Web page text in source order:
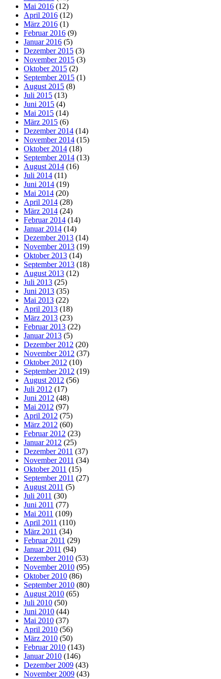
Mai 2016 (12)
April 2016 (12)
März 2016 (1)
Februar 2016 (9)
Januar 2016 (5)
Dezember 2015 (3)
November 2015 (3)
Oktober 2015 (2)
September 2015 (1)
August 2015 (8)
Juli 2015 (13)
Juni 2015 (4)
Mai 2015 (14)
März 2015 (6)
Dezember 2014 (14)
November 2014 (15)
Oktober 2014 (18)
September 2014 (13)
August 2014 (16)
Juli 2014 (11)
Juni 2014 (19)
Mai 2014 (20)
April 2014 (28)
März 2014 (24)
Februar 2014 (14)
Januar 2014 (14)
Dezember 2013 (14)
November 2013 (19)
Oktober 2013 (14)
September 2013 (18)
August 2013 (12)
Juli 2013 (25)
Juni 2013 (35)
Mai 2013 (22)
April 2013 (18)
März 2013 (23)
Februar 2013 (22)
Januar 2013 (5)
Dezember 2012 (20)
November 2012 (37)
Oktober 2012 (10)
September 2012 (19)
August 2012 (56)
Juli 2012 (17)
Juni 2012 (48)
Mai 2012 (97)
April 2012 (75)
März 2012 (60)
Februar 2012 (23)
Januar 2012 (25)
Dezember 2011 (37)
November 2011 (34)
Oktober 2011 (15)
September 2011 (27)
August 2011 (5)
Juli 2011 (30)
Juni 2011 (77)
Mai 2011 (109)
April 2011 (110)
März 2011 (34)
Februar 2011 (29)
Januar 2011 (94)
Dezember 2010 (53)
November 2010 (95)
Oktober 2010 (86)
September 2010 (80)
August 2010 (65)
Juli 2010 (50)
Juni 2010 (44)
Mai 2010 (37)
April 2010 (56)
März 2010 (50)
Februar 2010 (143)
Januar 2010 (146)
Dezember 2009 (43)
November 2009 (43)